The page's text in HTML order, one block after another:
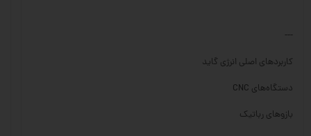
---
کاربردهای اصلی انرژی گاید
دستگاه‌های CNC
بازوهای رباتیک